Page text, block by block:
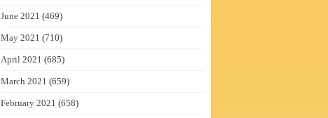
June 2021 (469)
May 2021 (710)
April 2021 (685)
March 2021 (659)
February 2021 (658)